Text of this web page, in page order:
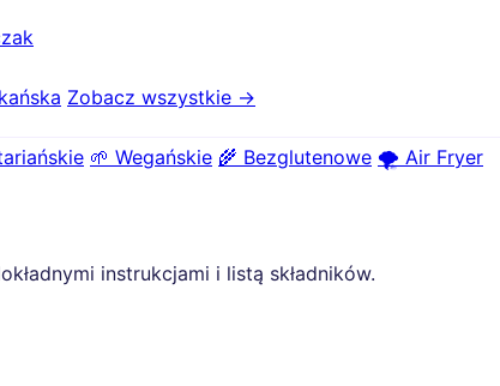
Zobacz wszystkie →
🌱 Wegańskie 🌾 Bezglutenowe 🌪️ Air Fryer
instrukcjami i listą składników.